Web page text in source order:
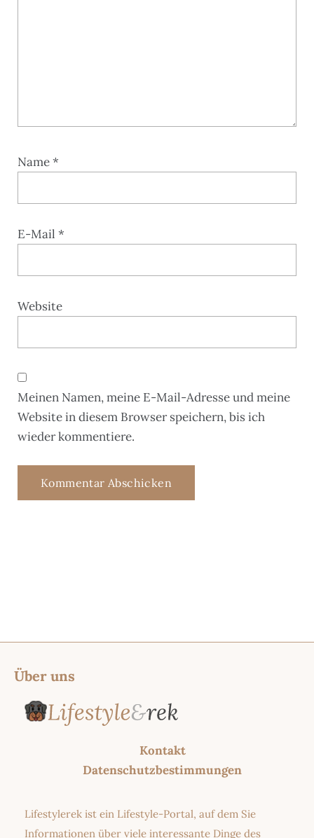
Name*
E-Mail *
Website
Meinen Namen, meine E-Mail-Adresse und meine
Website in diesem Browser speichern, bis ich
wieder kommentiere.
Über uns
Kontakt
Datenschutzbestimmungen
Lifestylerek ist ein Lifestyle-Portal, auf dem Sie
Informationen über viele interessante Dinge des